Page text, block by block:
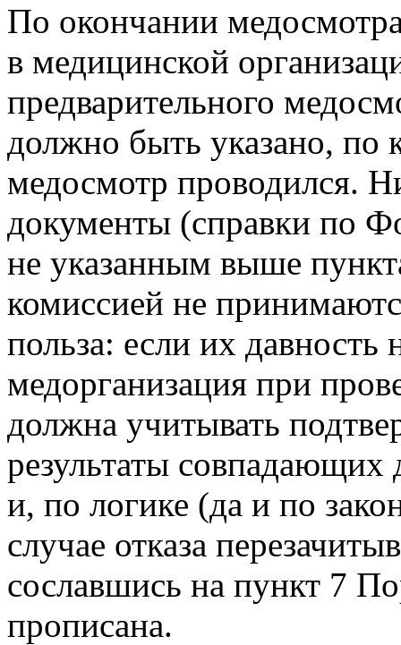
По окончании
в медицинской
предварительного
должно быть указано, по
медосмотр проводился.
документы (справки по
не указанным выше
комиссией не
польза: если их давность
медорганизация при
должна учитывать
результаты совпадающих
и, по логике (да и по
случае отказа
сославшись на пункт 7
прописана.